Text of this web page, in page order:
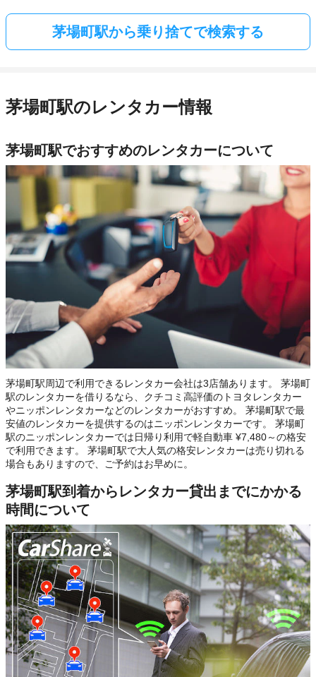
茅場町駅から乗り捨てで検索する
茅場町駅のレンタカー情報
茅場町駅でおすすめのレンタカーについて
茅場町駅周辺で利用できるレンタカー会社は3店舗あります。 茅場町
駅のレンタカーを借りるなら、クチコミ高評価のトヨタレンタカー
やニッポンレンタカーなどのレンタカーがおすすめ。 茅場町駅で最
安値のレンタカーを提供するのはニッポンレンタカーです。 茅場町
駅のニッポンレンタカーでは日帰り利用で軽自動車 ¥7,480～の格安
で利用できます。 茅場町駅で大人気の格安レンタカーは売り切れる
場合もありますので、ご予約はお早めに。
茅場町駅到着からレンタカー貸出までにかかる
時間について